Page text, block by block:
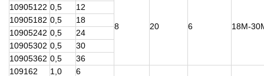
8 20 6 18М-
10905122 0,5
12
10905182 0,5
18
10905242 0,5
24
10905302 0,5
30
10905362 0,5
36
109162
1,0 6